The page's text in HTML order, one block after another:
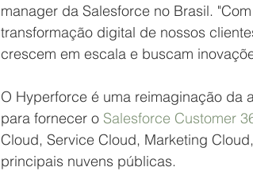
manager da Salesforce no Brasil.
transformação digital de nossos
crescem em escala e buscam
O Hyperforce é uma reimaginação da
para fornecer o Salesforce Customer
Cloud, Service Cloud, Marketing
principais nuvens públicas.